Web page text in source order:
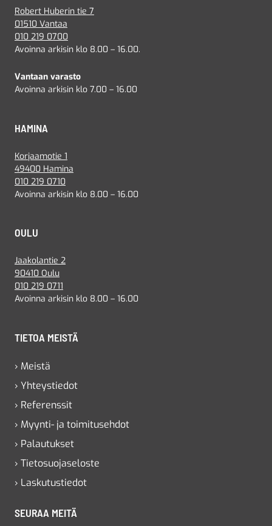
Robert Huberin tie 7
01510 Vantaa
010 219 0700
Avoinna arkisin klo 8.00 – 16.00.
Vantaan varasto
Avoinna arkisin klo 7.00 – 16.00
HAMINA
Korjaamotie 1
49400 Hamina
010 219 0710
Avoinna arkisin klo 8.00 – 16.00
OULU
Jaakolantie 2
90410 Oulu
010 219 0711
Avoinna arkisin klo 8.00 – 16.00
TIETOA MEISTÄ
› Meistä
› Yhteystiedot
› Referenssit
› Myynti- ja toimitusehdot
› Palautukset
› Tietosuojaseloste
› Laskutustiedot
SEURAA MEITÄ